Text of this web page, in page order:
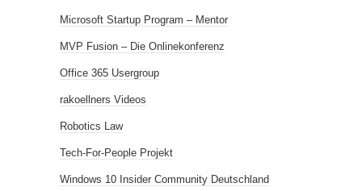
Microsoft Startup Program – Mentor
MVP Fusion – Die Onlinekonferenz
Office 365 Usergroup
rakoellners Videos
Robotics Law
Tech-For-People Projekt
Windows 10 Insider Community Deutschland